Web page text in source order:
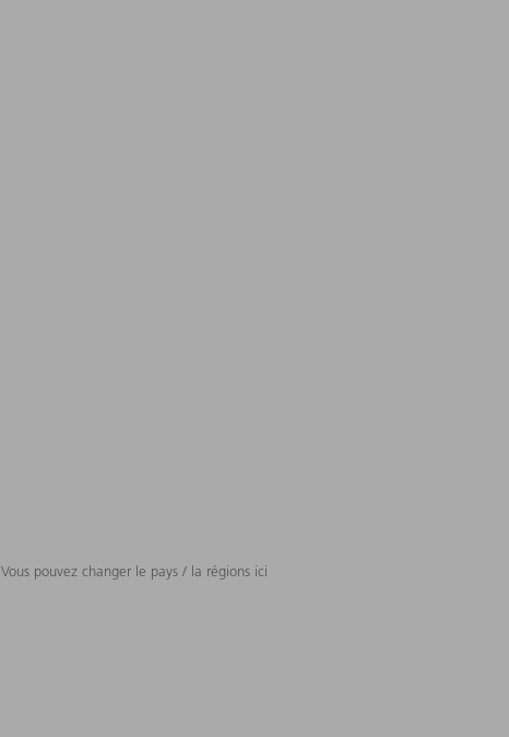
Vous pouvez changer le pays / la régions ici